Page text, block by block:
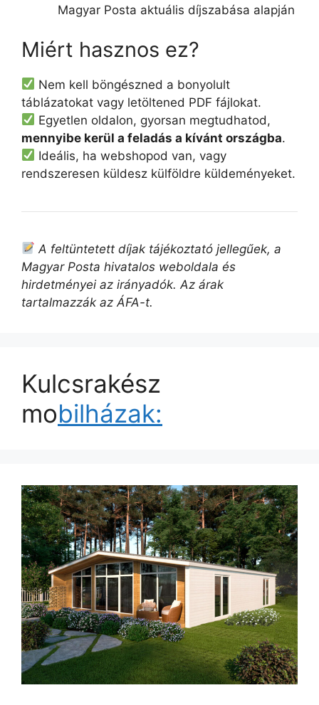
Magyar Posta aktuális díjszabása alapján
Miért hasznos ez?
Nem kell böngészned a bonyolult
táblázatokat vagy letöltened PDF fájlokat.
Egyetlen oldalon, gyorsan megtudhatod,
mennyibe kerül a feladás a kívánt országba.
Ideális, ha webshopod van, vagy
rendszeresen küldesz külföldre küldeményeket.
A feltüntetett díjak tájékoztató jellegűek, a
Magyar Posta hivatalos weboldala és
hirdetményei az irányadók. Az árak
tartalmazzák az ÁFA-t.
Kulcsrakész
mobilházak: